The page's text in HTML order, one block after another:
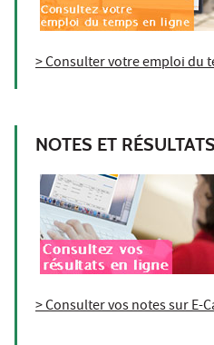
> Consulter votre emploi du
NOTES ET RÉSULTATS
> Consulter vos notes sur E-